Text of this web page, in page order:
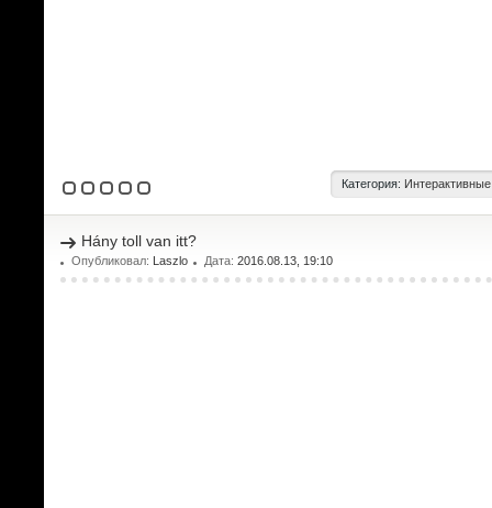
Категория:
Hány toll van itt?
Опубликовал: Laszlo Дата: 2016.08.13, 19:10